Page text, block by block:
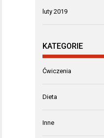
luty 2019
KATEGORIE
Ćwiczenia
Dieta
Inne